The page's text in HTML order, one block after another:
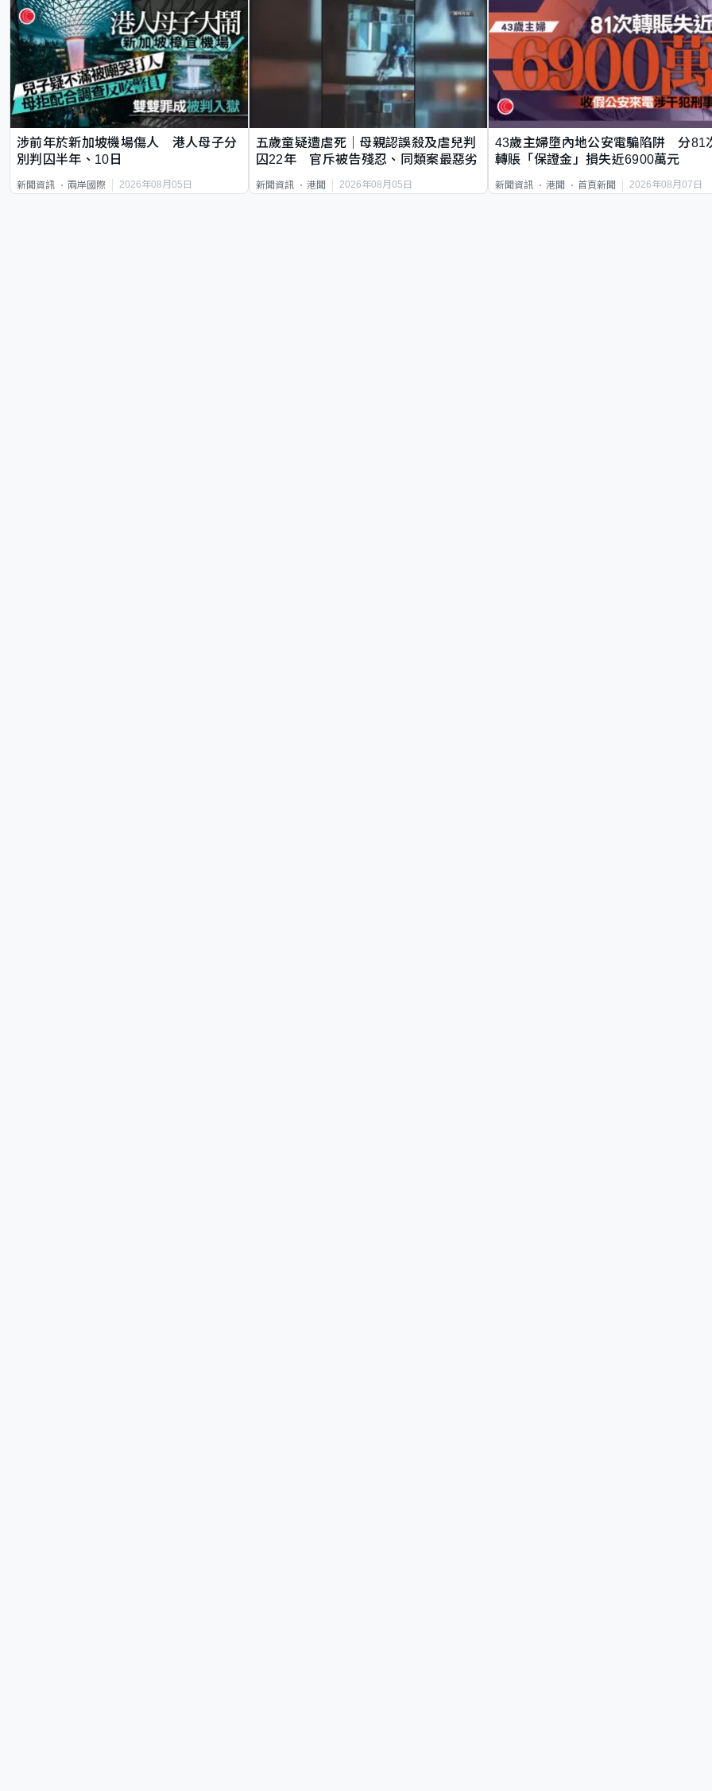
涉前年於新加坡機場傷人 港人母子分
別判囚半年、10日
新聞資訊 兩岸國際 2026年08月05日
五歲童疑遭虐死｜母親認誤殺及虐兒判
囚22年 官斥被告殘忍、同類案最惡劣
新聞資訊 港聞 2026年08月05日
43歲主婦墮內地公安電騙陷阱 分81
轉賬「保證金」損失近6900萬元
新聞資訊 港聞 首頁新聞 2026年08月07日